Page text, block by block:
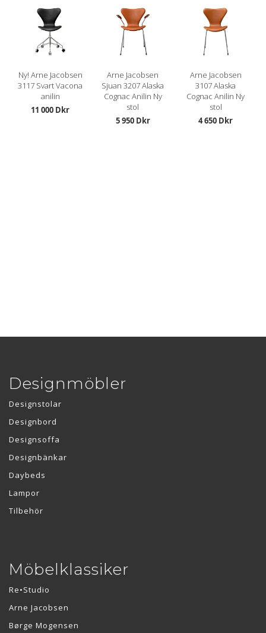
Ny! Arne Jacobsen
3117 Svart Vacona
anilin
11 000 Dkr
Arne Jacobsen
Sjuan 3207 Alaska
Cognac Anilin Ny
stol
5 950 Dkr
Arne Jacobsen
3107 Alaska
Cognac Anilin Ny
stol
4 650 Dkr
Designmöbler
Designstolar
Designbord
Designsoffa
Designbänkar
Daybeds
Lampor
Tilbehör
Möbelklassiker
Re•Studio
Arne Jacobsen
Børge Mogensen